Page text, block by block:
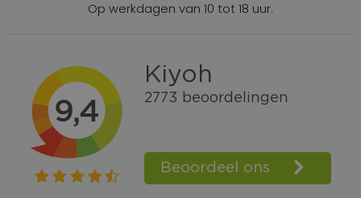
Gratis verzending vanaf € 100,=
Bel +31570592339
Spaarpunten
Shop the Look
Telefonisch bestellen ook mogelijk
Op werkdagen van 10 tot 18 uur.